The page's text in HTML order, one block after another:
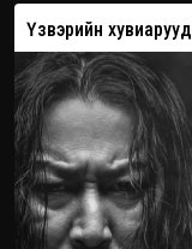
Үзвэрийн хувиарууд